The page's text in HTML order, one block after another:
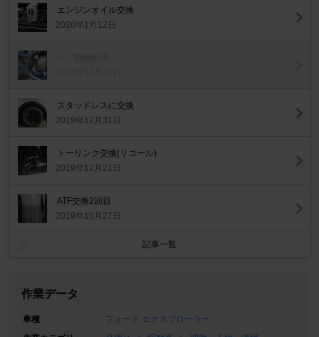
エンジンオイル交換
2020年1月12日
スタッドレスに交換
2019年12月31日
トーリンク交換(リコール)
2019年12月21日
ATF交換2回目
2019年10月27日
記事一覧
作業データ
車種
フォード エクスプローラー